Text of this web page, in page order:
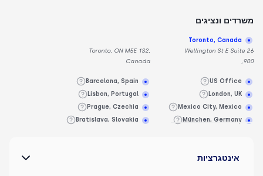
משרדים ונציגים
Toronto, Canada
26 Wellington St E Suite
900,
Toronto, ON M5E 1S2,
Canada
US Office
London, UK
Mexico City, Mexico
München, Germany
Barcelona, Spain
Lisbon, Portugal
Prague, Czechia
Bratislava, Slovakia
אינטגרציות